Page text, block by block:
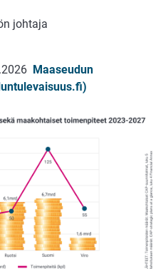
johtaja
Maaseudun